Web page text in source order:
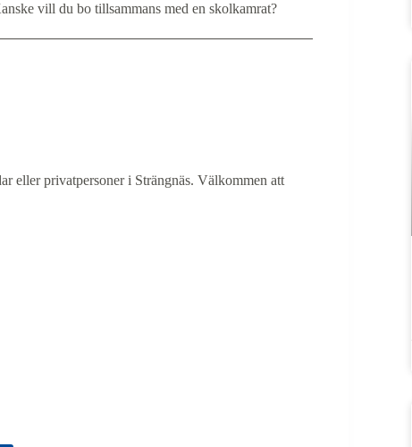
vill du bo tillsammans med en skolkamrat?
eller privatpersoner i Strängnäs. Välkommen att